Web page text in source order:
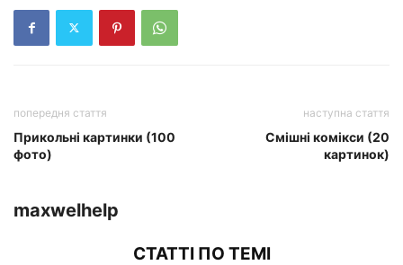
попередня стаття
Прикольні картинки (100
фото)
наступна стаття
Смішні комікси (20
картинок)
maxwelhelp
СТАТТІ ПО ТЕМІ